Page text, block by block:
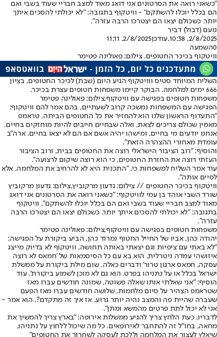
״כשאני רואה את הסרטונים אני דואג מאוד למצב חבריי שעוד בשבי ואם
הם בכלל יוכלו להשתקם״ • וויטקוף בתגובה: "לא יכולתי להסכים איתך
יותר. כשכולם יצאו הם יצטרכו הרבה עזרה".
נועם (דבול) דביר
2/8/2025, 10:38
,עודכן2/8/2025, 11:11
0השמעה
וויטקוף בכיכר החטופים. צילום: פאולינה פטימר
השליח המיוחד סטיס ווויטקוף הגיע היום (שבת) לכיכר החטופים, בציון
666 ימים למלחמה. הבוקר קיימו משפחות חטופים עצרת בכיכר.
משפחות חטופים בפגישה עם וויטקוף,צילום: פאולינה פטימר
הפגישה עם המשפחות נמשכה קרוב לשעתיים, בהם אמר להם וויטקוף:
״התעדוף הראשון שלנו הוא להחזיר את כל החטופים הביתה. טראמפ
מאמין שכולם צריכים לצאת, ואלה שבחיים חייבים להיות מוחזקים בחיים.
אנחנו יודעים מי בחיים, ומישהו יהיה אשם אם הם לא יצאו בחיים. ארה״ב
עומדת מאחורי ההצהרה הזאת״.
והוסיף: ״רוב הציבור הישראלי רוצה את החטופים בבית, ורוב הציבור
העזתי רוצה את החזרת החטופים, כי הוא רוצה שיקום לרצועה״.
עוד אמר השליח למשפחות כי, "התכנית היא לא להרחיב את המלחמה, אלא
לסיים אותה".
וויטקוף בכיכר החטופים // צילום: גדעון מרקוביץ,צילום: גדעון מרקוביץ
שורד השבי אוהד בן עמי לוויטקוף: ״כשאני רואה את הסרטונים אני דואג
מאוד למצב חבריי שעוד בשבי ואם הם בכלל יוכלו להשתקם״, וויטקוף
בתגובה: "לא יכולתי להסכים איתך יותר. כשכולם יצאו הם יצטרכו הרבה
עזרה".
משפחות חטופים בפגישה עם וויטקוף,צילום: פאולינה פטימר
יהודה כהן, אביו של החייל החטוף נמרוד כהן, הביע ביקורת על הפגישה:
"לא באתי עם ציפיות וגם יצאתי באותה תחושה, וויטקוף לא בדיוק מייצג
איזושהי עמדה ניטרלית. הוא בא עם כל הסיסמאות של 'חמאס לא רוצה
עסקה, חמאס ארגון טרור' ודברים כאלה. שום מילת ביקורת על ממשלת
ישראל בכלל או על נתניהו בפרט. הוא גם לא מוכן לשמוע ביקורת'. עוד
הוסיף: "אני שאלתי אותו שאלה פשוטה, שמונה חודשים עברו מאז
שטראמפ הצהיר על סיום מלחמות, שלושה חודשים עברו מאז הפעם
שעברה שהיית פה והמצב נהיה יותר גרוע, אז איך זה מתקדם?. הוא אמר -
אני לא יכול לתת פרטים מהמשא ומתן".
לדבריו, כעת הלחץ צריך להגיע ממשלות אירופה: "בארץ צריך להמשיך את
מחאה, בחו"ל זה להתחבר לאירופאים. כל מה שיכול ללחוץ על נתניהו,
שיאלץ לעצור את המלחמה וללכת לעסקה לשחרור את החטופים"